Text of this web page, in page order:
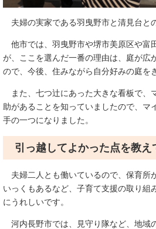
夫婦の実家である羽曳野市と清見台と
他市では、羽曳野市や堺市美原区や富
が、ここを選んだ一番の理由は、庭が広
ので、今後、住みながら自分好みの庭を
また、七つ辻にあった大きな看板で、
助があることを知っていましたので、マ
手の一つになりました。
引っ越してよかった点を教え
夫婦二人とも働いているので、保育所
いっくもあるなど、子育て支援の取り組
にうれしいです。
河内長野市では、見守り隊など、地域